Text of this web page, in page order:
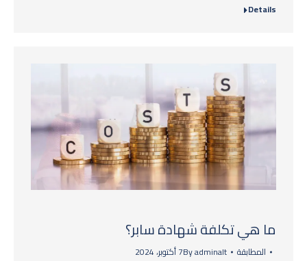
Details
ما هي تكلفة شهادة سابر؟
المطابقة Byadminalt 7 أكتوبر، 2024